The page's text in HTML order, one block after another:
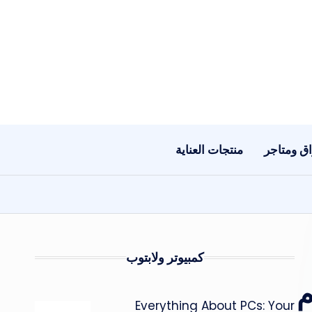
ومتاجر منتجات العناية
كمبيوتر ولابتوب
Everything About PCs: Your